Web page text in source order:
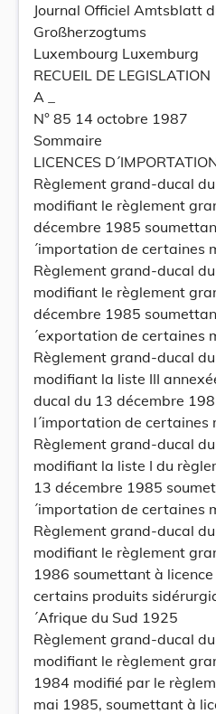
Journal Officiel Amtsblatt
Großherzogtums
Luxembourg Luxemburg
RECUEIL DE LEGISLATION
A _
N° 85 14 octobre 1987
Sommaire
LICENCES
Règlement grand-ducal
modifiant le règlement
décembre 1985
´importation de certaines
Règlement grand-ducal
modifiant le règlement
décembre 1985
´exportation de certaines
Règlement grand-ducal
modifiant la liste III
ducal du 13 décembre
l´importation de certaines
Règlement grand-ducal
modifiant la liste I du
13 décembre 1985
´importation de certaines
Règlement grand-ducal
modifiant le règlement
1986 soumettant à
certains produits
´Afrique du Sud 1925
Règlement grand-ducal
modifiant le règlement
1984 modifié par le
mai 1985, soumettant à